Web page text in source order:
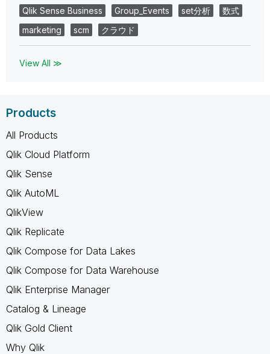
Qlik Sense Business
Group_Events set分析
数式
marketing
scm クラウド
View All ≫
Products
All Products
Qlik Cloud Platform
Qlik Sense
Qlik AutoML
QlikView
Qlik Replicate
Qlik Compose for Data Lakes
Qlik Compose for Data Warehouse
Qlik Enterprise Manager
Catalog & Lineage
Qlik Gold Client
Why Qlik